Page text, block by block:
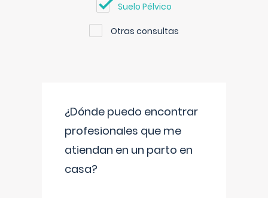
Suelo Pélvico
Otras consultas
¿Dónde puedo encontrar
profesionales que me
atiendan en un parto en
casa?